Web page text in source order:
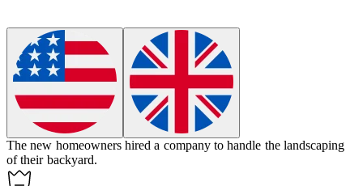
The new homeowners hired a company to handle the landscaping
of their backyard.